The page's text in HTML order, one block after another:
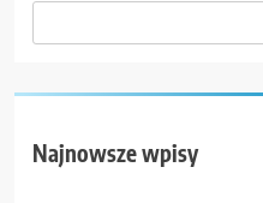
Najnowsze wpisy